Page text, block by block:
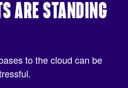
ARE STANDING
to the cloud can be